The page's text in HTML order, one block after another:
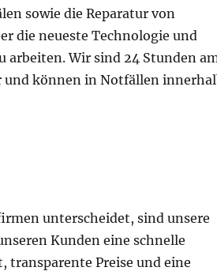
sowie die Reparatur von
die neueste Technologie und
arbeiten. Wir sind 24 Stunden
und können in Notfällen
unterscheidet, sind unsere
Kunden eine schnelle
transparente Preise und eine